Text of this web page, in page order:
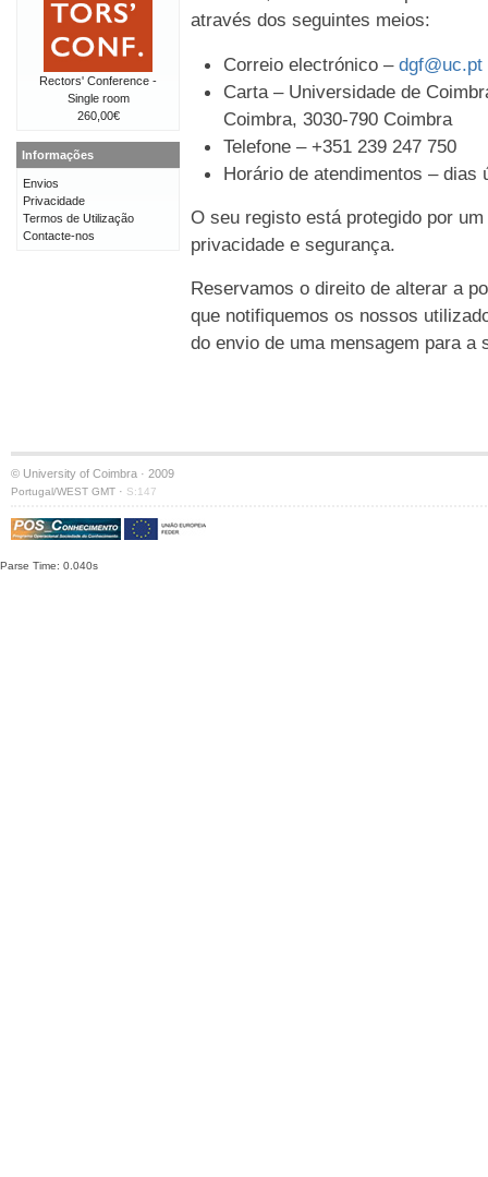
através dos seguintes meios:
Correio electrónico – dgf@uc.pt
Carta – Universidade de
Coimbra, 3030-790 Coimbra
Telefone – +351 239 247 750
Horário de atendimentos – dias
O seu registo está protegido por
privacidade e segurança.
Reservamos o direito de alterar a
que notifiquemos os nossos
do envio de uma mensagem para
Rectors' Conference -
Single room
260,00€
Informações
Envios
Privacidade
Termos de Utilização
Contacte-nos
© University of Coimbra · 2009
Portugal/WEST GMT · S:147
Parse Time: 0.040s